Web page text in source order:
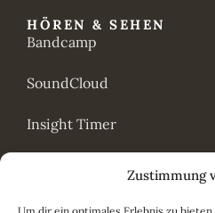
Zustimmung
HÖREN & SEHEN
Bandcamp
SoundCloud
Insight Timer